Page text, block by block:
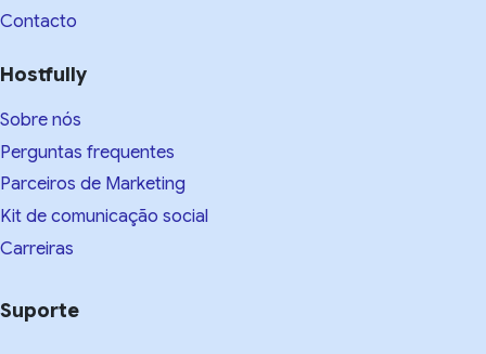
Contacto
Hostfully
Sobre nós
Perguntas frequentes
Parceiros de Marketing
Kit de comunicação social
Carreiras
Suporte